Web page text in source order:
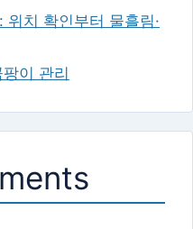
치 확인부터 물흘림·
이 관리